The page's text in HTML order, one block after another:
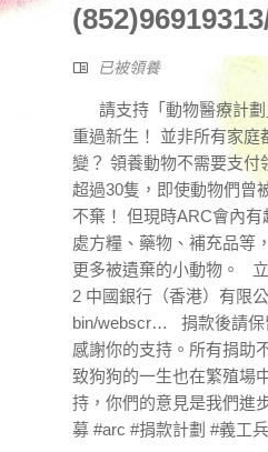
已被領養
請支持「動物醫療計劃
重過新生！ 並非所有家
變？ 領養動物不需要支付
超過30隻，即使動物們曾
不棄！ 但現時ARC會內
處方糧、藥物、補充品等
更多被遺棄的小動物。
2 中國銀行（香港）有限
bin/webscr… 捐款後請保
感謝你的支持。所有捐助
致狗狗的一生也在繁殖場
持，你們的意見是我們進
募 #arc #捐款計劃 #義工